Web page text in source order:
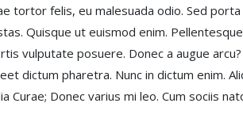
tortor felis, eu malesuada odio. Sed
Quisque ut euismod enim.
vulputate posuere. Donec a augue
dictum pharetra. Nunc in dictum enim.
Donec varius mi leo. Cum sociis